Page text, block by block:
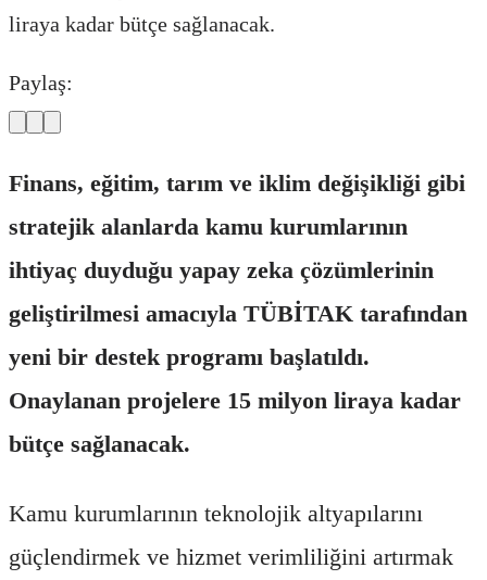
liraya kadar bütçe sağlanacak.
Paylaş:
Finans, eğitim, tarım ve iklim değişikliği gibi
stratejik alanlarda kamu kurumlarının
ihtiyaç duyduğu yapay zeka çözümlerinin
geliştirilmesi amacıyla TÜBİTAK tarafından
yeni bir destek programı başlatıldı.
Onaylanan projelere 15 milyon liraya kadar
bütçe sağlanacak.
Kamu kurumlarının teknolojik altyapılarını
güçlendirmek ve hizmet verimliliğini artırmak